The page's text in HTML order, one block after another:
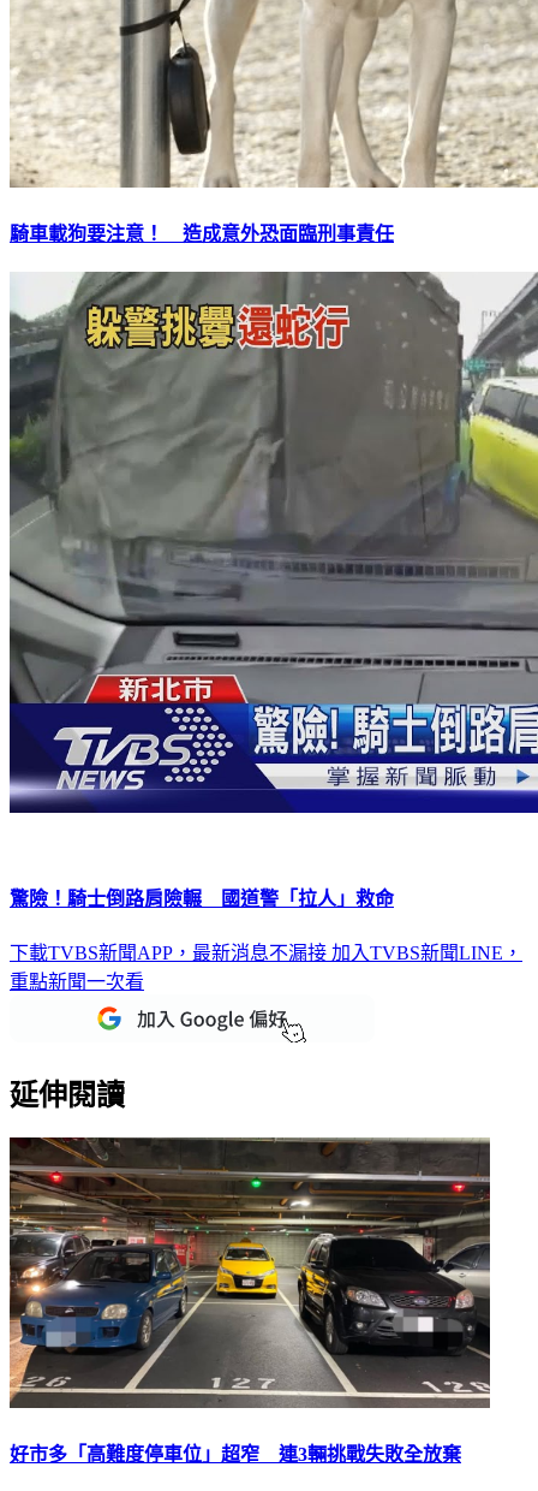
騎車載狗要注意！ 造成意外恐面臨刑事責任
驚險！騎士倒路肩險輾 國道警「拉人」救命
下載TVBS新聞APP，最新消息不漏接 加入TVBS新聞LINE，
重點新聞一次看
延伸閱讀
好市多「高難度停車位」超窄 連3輛挑戰失敗全放棄